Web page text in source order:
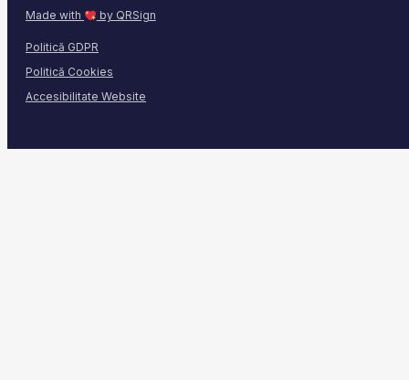
Made with
by QRSign
Politică GDPR
Politică Cookies
Accesibilitate Website